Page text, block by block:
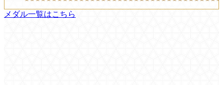
メダル一覧はこちら